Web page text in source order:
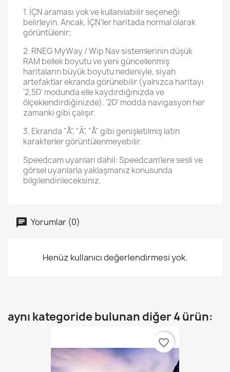
1. İÇN araması yok ve kullanılabilir seçeneği
belirleyin. Ancak, İÇN'ler haritada normal olarak
görüntülenir;
2. RNEG MyWay / Wip Nav sistemlerinin düşük
RAM bellek boyutu ve yeni güncellenmiş
haritaların büyük boyutu nedeniyle, siyah
artefaktlar ekranda görünebilir (yalnızca haritayı
'2,5D' modunda elle kaydırdığınızda ve
ölçeklendirdiğinizde). '2D' modda navigasyon her
zamanki gibi çalışır.
3. Ekranda "Å", "Ã", "Å" gibi genişletilmiş latin
karakterler görüntülenmeyebilir.
Speedcam uyarıları dahil: Speedcam'lere sesli ve
görsel uyarılarla yaklaşmanız konusunda
bilgilendirileceksiniz.
Yorumlar (0)
Henüz kullanıcı değerlendirmesi yok.
aynı kategoride bulunan diğer 4 ürün:
favorite_border